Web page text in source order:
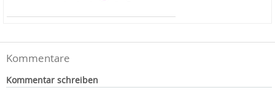
Kommentare
Kommentar schreiben